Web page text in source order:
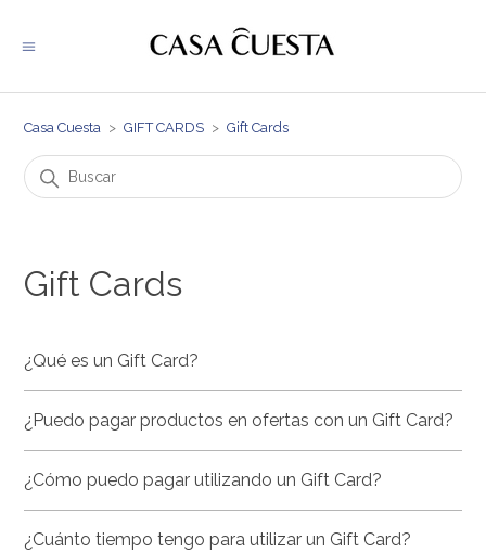
Casa Cuesta GIFT CARDS Gift Cards
Gift Cards
¿Qué es un Gift Card?
¿Puedo pagar productos en ofertas con un Gift Card?
¿Cómo puedo pagar utilizando un Gift Card?
¿Cuánto tiempo tengo para utilizar un Gift Card?